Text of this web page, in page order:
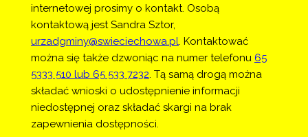
internetowej prosimy o kontakt. Osobą
kontaktową jestSandra Sztor,
urzadgminy@swieciechowa.pl. Kontaktować
można się także dzwoniąc na numer telefonu 65
5333 510 lub 65 533 7232. Tą samą drogą można
składać wnioski o udostępnienie informacji
niedostępnej oraz składać skargi na brak
zapewnienia dostępności.